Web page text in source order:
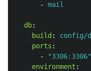
-
mail
db:
build :
config/
ports :
-
"3306:3306"
environment :